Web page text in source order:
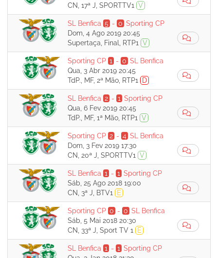
CN, 17ª J, SPORTTV1
V
SL Benfica 5 - 0 Sporting CP
Dom, 4 Ago 2019 20:45
Supertaça, Final, RTP1
V
Sporting CP 1 - 0 SL Benfica
Qua, 3 Abr 2019 20:45
TdP., MF, 2ª Mão, RTP1
D
SL Benfica 2 - 1 Sporting CP
Qua, 6 Fev 2019 20:45
TdP., MF, 1ª Mão, RTP1
V
Sporting CP 2 - 4 SL Benfica
Dom, 3 Fev 2019 17:30
CN, 20ª J, SPORTTV1
V
SL Benfica 1 - 1 Sporting CP
Sáb, 25 Ago 2018 19:00
CN, 3ª J, BTV1
E
Sporting CP 0 - 0 SL Benfica
Sáb, 5 Mai 2018 20:30
CN, 33ª J, Sport TV 1
E
SL Benfica 1 - 1 Sporting CP